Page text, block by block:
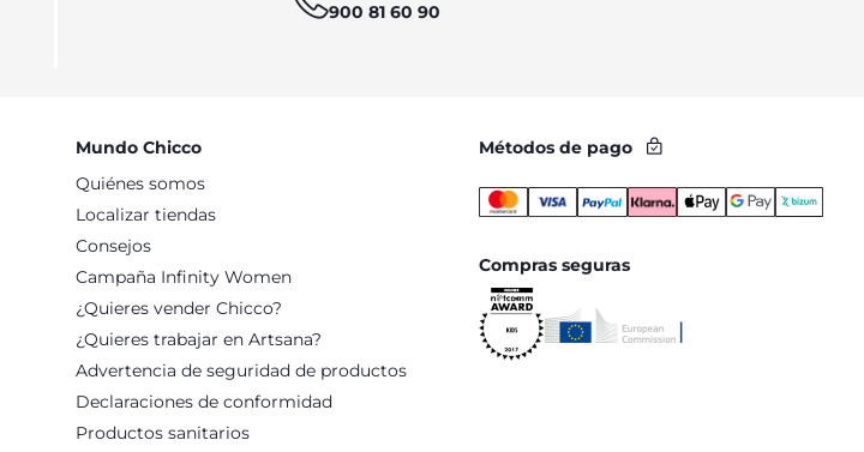
900 81 60 90
Mundo Chicco
Quiénes somos
Localizar tiendas
Consejos
Campaña Infinity Women
¿Quieres vender Chicco?
¿Quieres trabajar en Artsana?
Advertencia de seguridad de productos
Declaraciones de conformidad
Productos sanitarios
Métodos de pago
Compras seguras